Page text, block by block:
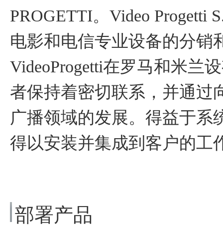
PROGETTI。Video Progetti
电影和电信专业设备的分销
VideoProgetti在罗马和米兰
者保持着密切联系，并通过
广播领域的发展。得益于系
得以安装并集成到客户的工
部署产品